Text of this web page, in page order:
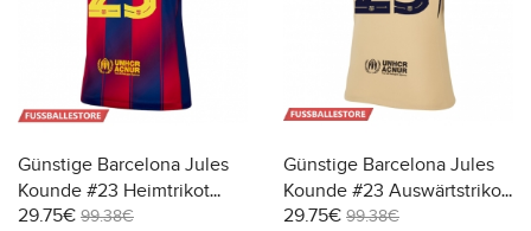
Günstige Barcelona Jules
Kounde #23 Heimtrikot
Damen 2025-26 Kurzarm
29.75€ 99.38€
Günstige Barcelona Jules
Kounde #23 Auswärtstrikot
Damen 2025-26 Kurzarm
29.75€ 99.38€